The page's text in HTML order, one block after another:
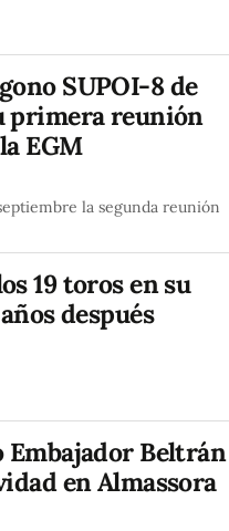
SUPOI-8 de
primera reunión
EGM
la segunda reunión
19 toros en su
después
Beltrán
en Almassora